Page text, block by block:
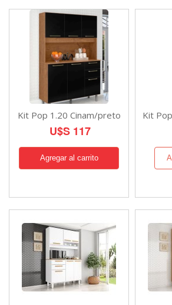
Kit Pop 1.20 Cinam/preto
U$S 117
Kit